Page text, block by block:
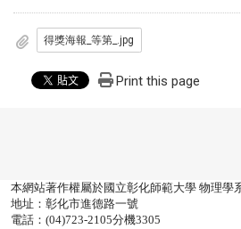
得獎海報_等第_.jpg
Print this page
本網站著作權屬於國立彰化師範大學 物理學
地址：彰化市進德路一號
電話：(04)723-2105分機3305